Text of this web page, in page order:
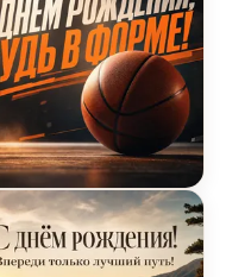
Днем